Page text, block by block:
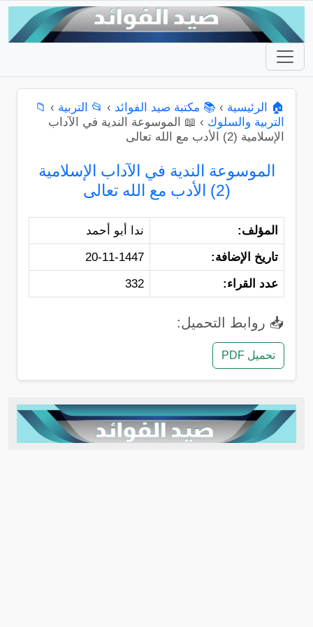
🏠 الرئيسية › 📚 مكتبة صيد الفوائد › 📂 التربية ›
📁
التربية والسلوك › 📖 الموسوعة الندية في الآداب
الإسلامية (2) الأدب مع الله تعالى
الموسوعة الندية في الآداب الإسلامية
(2) الأدب مع الله تعالى
المؤلف:
ندا أبو أحمد
تاريخ الإضافة:
20-11-1447
عدد القراء:
332
📥 روابط التحميل:
تحميل PDF